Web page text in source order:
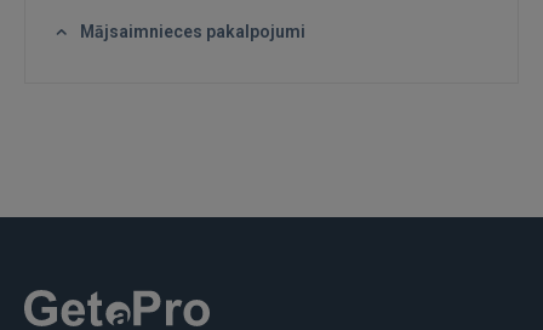
FACEBOOK
Mājsaimnieces pakalpojumi